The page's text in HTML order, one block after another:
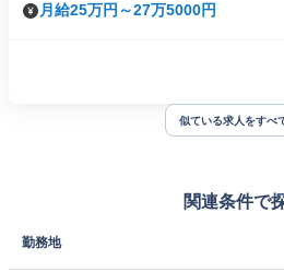
月給25万円～27万5000円
似ている求人をすべ
関連条件で
勤務地